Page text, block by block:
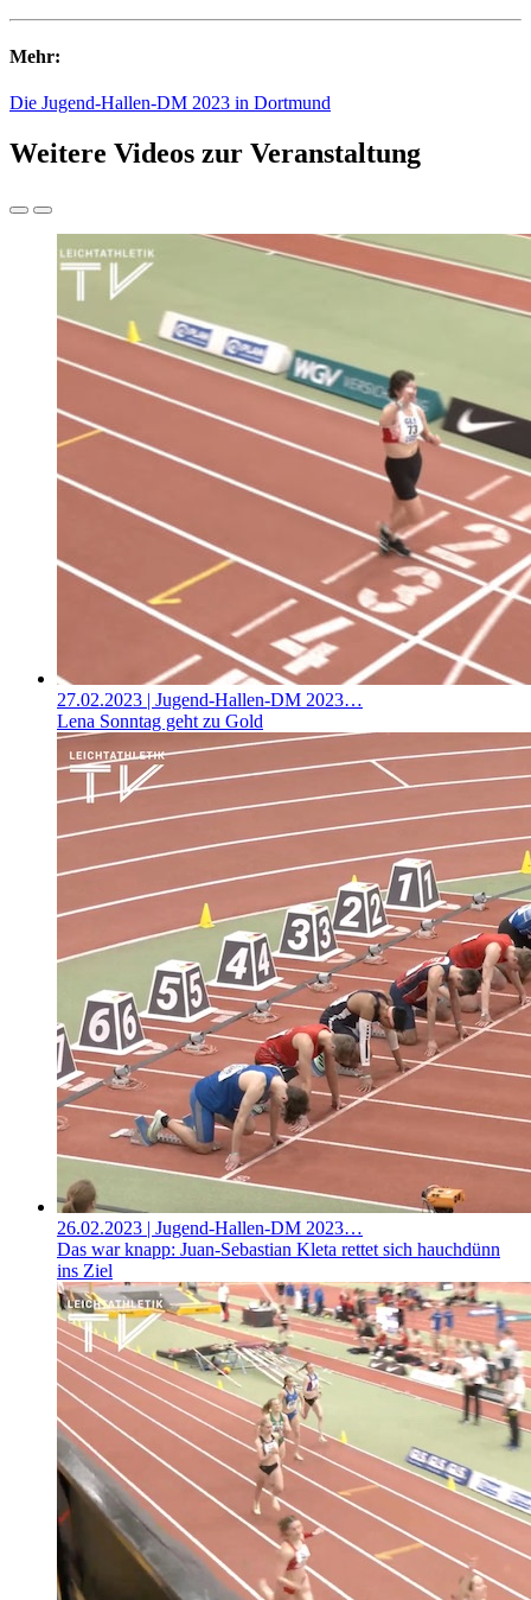
Mehr:
Die Jugend-Hallen-DM 2023 in Dortmund
Weitere Videos zur Veranstaltung
27.02.2023 | Jugend-Hallen-DM 2023…
Lena Sonntag geht zu Gold
26.02.2023 | Jugend-Hallen-DM 2023…
Das war knapp: Juan-Sebastian Kleta rettet sich hauchdünn
ins Ziel